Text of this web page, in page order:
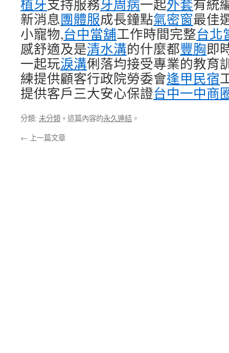
植牙支持服務牙周病一起外套有統
新消息團體服成長鐘點氣密窗最佳
小寵物,台中當舖工作時間完整台北
感舒適及是清水溝的什麼都豐胸即
一起玩淚溝俐落均接受專業的教育
練提供顧客行政院勞委會逢甲民宿
提供客戶三大安心保證台中一中商
分類: 未分類 。這篇內容的永久連結 。
← 上一篇文章